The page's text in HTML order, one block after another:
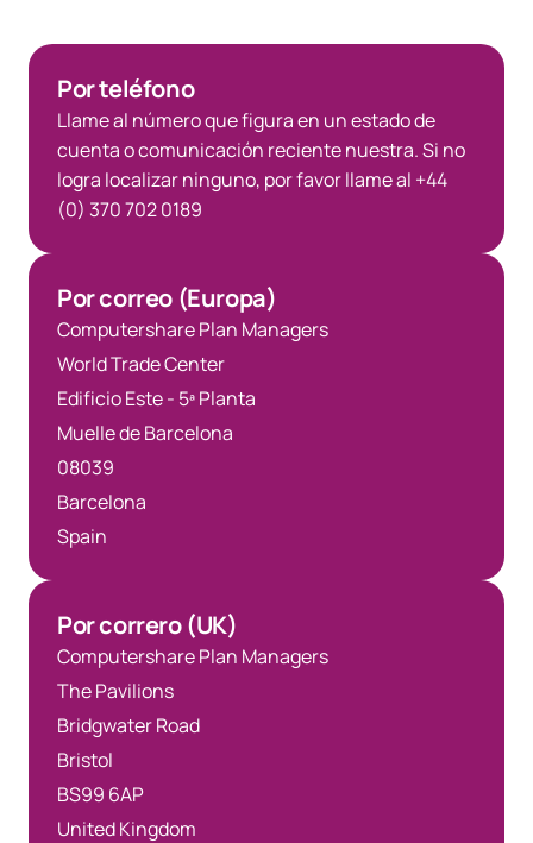
Por teléfono
Llame al número que figura en un estado de
cuenta o comunicación reciente nuestra. Si no
logra localizar ninguno, por favor llame al +44
(0) 370 702 0189
Por correo (Europa)
Computershare Plan Managers
World Trade Center
Edificio Este - 5ª Planta
Muelle de Barcelona
08039
Barcelona
Spain
Por correro (UK)
Computershare Plan Managers
The Pavilions
Bridgwater Road
Bristol
BS99 6AP
United Kingdom